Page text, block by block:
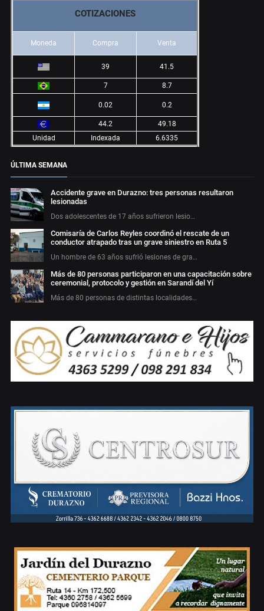
COTIZACIONES
Moneda Compra Venta
39 41.5
7 8.7
0.02 0.2
44.2
49.18
Unidad
Indexada 6.6335
ÚLTIMA SEMANA
Accidente grave en Durazno: tres personas resultaron
lesionadas
Dos adolescentes de 17 años sufrieron lesio…
Comisaría de Carlos Reyles coordinó el rescate de un
conductor atrapado tras un grave siniestro en Ruta 5
Un hombre de 63 años sufrió lesiones de gra…
Más de 80 personas participaron en una capacitación sobre
ceremonial, protocolo y gestión en Sarandí del Yí
Más de 80 personas de distintas localidades…